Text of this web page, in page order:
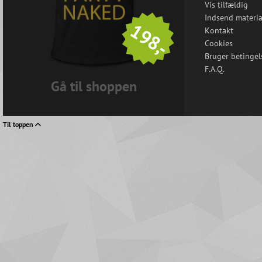
198,-
Gå til shoppen
Vis tilfældig
Indsend
Kontakt
Cookies
Bruger
F.A.Q.
Til toppen